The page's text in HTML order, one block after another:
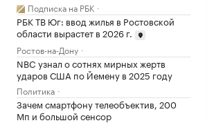
Подписка на РБК
РБК ТВ Юг: ввод жилья в Ростовской
области вырастет в 2026 г.
Ростов-на-Дону
NBC узнал о сотнях мирных жертв
ударов США по Йемену в 2025 году
Политика
Зачем смартфону телеобъектив, 200
Мп и большой сенсор